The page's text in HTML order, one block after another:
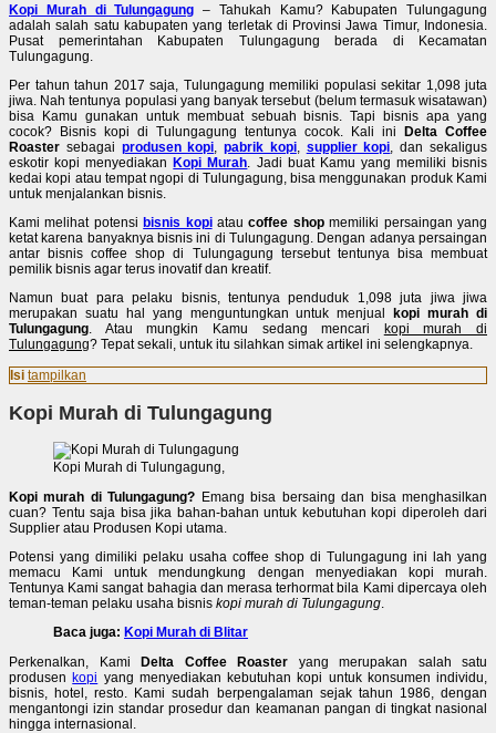
Kopi Murah di Tulungagung – Tahukah Kamu? Kabupaten Tulungagung
adalah salah satu kabupaten yang terletak di Provinsi Jawa Timur, Indonesia.
Pusat pemerintahan Kabupaten Tulungagung berada di Kecamatan
Tulungagung.
Per tahun tahun 2017 saja, Tulungagung memiliki populasi sekitar 1,098 juta
jiwa. Nah tentunya populasi yang banyak tersebut (belum termasuk wisatawan)
bisa Kamu gunakan untuk membuat sebuah bisnis. Tapi bisnis apa yang
cocok? Bisnis kopi di Tulungagung tentunya cocok. Kali ini Delta Coffee
Roaster sebagai produsen kopi,pabrik kopi, supplier kopi, dan sekaligus
eskotir kopi menyediakanKopi Murah. Jadi buat Kamu yang memiliki bisnis
kedai kopi atau tempat ngopi di Tulungagung, bisa menggunakan produk Kami
untuk menjalankan bisnis.
Kami melihat potensi bisnis kopiataucoffee shopmemiliki persaingan yang
ketat karena banyaknya bisnis ini di Tulungagung. Dengan adanya persaingan
antar bisnis coffee shop di Tulungagung tersebut tentunya bisa membuat
pemilik bisnis agar terus inovatif dan kreatif.
Namun buat para pelaku bisnis, tentunya penduduk 1,098 juta jiwa jiwa
merupakan suatu hal yang menguntungkan untuk menjual
kopi murah di
Tulungagung. Atau mungkin Kamu sedang mencari
kopi murah di
Tulungagung? Tepat sekali, untuk itu silahkan simak artikel ini selengkapnya.
Isi tampilkan
Kopi Murah di Tulungagung
Kopi Murah di Tulungagung,
Kopi murah di Tulungagung? Emang bisa bersaing dan bisa menghasilkan
cuan? Tentu saja bisa jika bahan-bahan untuk kebutuhan kopi diperoleh dari
Supplier atau Produsen Kopi utama.
Potensi yang dimiliki pelaku usaha coffee shop di Tulungagung ini lah yang
memacu Kami untuk mendungkung dengan menyediakan kopi murah.
Tentunya Kami sangat bahagia dan merasa terhormat bila Kami dipercaya oleh
teman-teman pelaku usaha bisnis kopi murah di Tulungagung.
Baca juga: Kopi Murah di Blitar
Perkenalkan, Kami Delta Coffee Roaster yang merupakan salah satu
produsenkopi yang menyediakan kebutuhan kopi untuk konsumen individu,
bisnis, hotel, resto. Kami sudah berpengalaman sejak tahun 1986, dengan
mengantongi izin standar prosedur dan keamanan pangan di tingkat nasional
hingga internasional.